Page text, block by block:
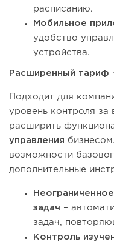
расписанию.
Мобильное
удобство
устройства.
Расширенный тариф
Подходит для
уровень контроля за
расширить
управления
возможности
дополнительные
задач –
задач,
Контроль